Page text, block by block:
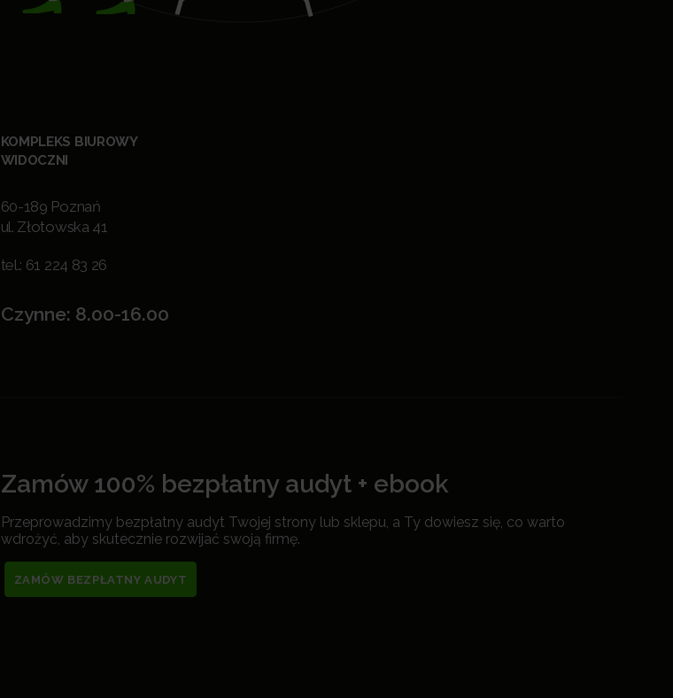
KOMPLEKS BIUROWY
WIDOCZNI
60-189 Poznań
ul. Złotowska 41
tel.: 61 224 83 26
Czynne: 8.00-16.00
Zamów 100% bezpłatny audyt + ebook
Przeprowadzimy bezpłatny audyt Twojej strony lub sklepu, a Ty dowiesz się, co warto
wdrożyć, aby skutecznie rozwijać swoją firmę.
ZAMÓW BEZPŁATNY AUDYT